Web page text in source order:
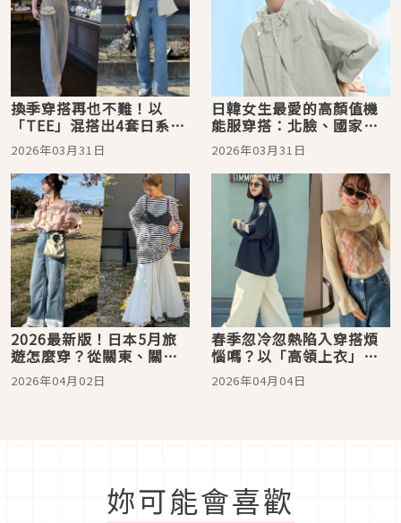
換季穿搭再也不難！以
「TEE」混搭出4套日系街
頭印象
2026年03月31日
日韓女生最愛的高顏值機
能服穿搭：北臉、國家地
理服飾通通上榜，讓你的
夏日能降溫外，更兼具輕
量、時髦度！
2026年03月31日
2026最新版！日本5月旅
遊怎麼穿？從關東、關
西、東北各地氣溫整理到
穿搭推薦！輕鬆打造時髦
2026年04月02日
春季忽冷忽熱陷入穿搭煩
惱嗎？以「高領上衣」疊
搭出2026日系注目層次
2026年04月04日
妳可能會喜歡